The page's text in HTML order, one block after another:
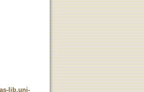
lib.uni-